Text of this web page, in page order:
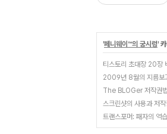
'페니웨이™의 궁시렁'
티스토리 초대장 20장
2009년 8월의 지름보
The BLOGer 저작권법
스크린샷의 사용과 저
트랜스포머: 패자의 역